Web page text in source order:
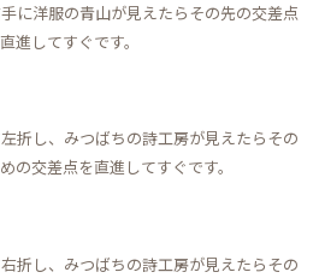
に洋服の青山が見えたらその先の交差点
進してすぐです。
折し、みつばちの詩工房が見えたらその
の交差点を直進してすぐです。
折し、みつばちの詩工房が見えたらその